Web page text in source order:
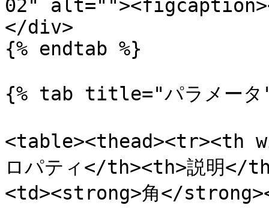
02"
</div>
{% endtab %}
{% tab title="パラメータ
<table><thead><tr><th
ロパティ</th><th>説明
<td><strong>角</